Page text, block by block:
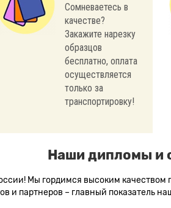
Сомневаетесь в
качестве?
Закажите нарезку
образцов
бесплатно, оплата
осуществляется
только за
транспортировку!
Наши дипломы и
Мы гордимся высоким
и партнеров – главный показатель